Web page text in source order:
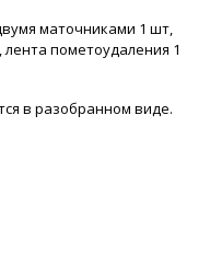
маточниками 1 шт,
пометоудаления 1
в разобранном виде.